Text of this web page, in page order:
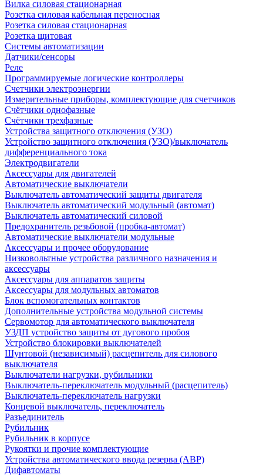
Вилка силовая стационарная
Розетка силовая кабельная переносная
Розетка силовая стационарная
Розетка щитовая
Системы автоматизации
Датчики/сенсоры
Реле
Программируемые логические контроллеры
Счетчики электроэнергии
Измерительные приборы, комплектующие для счетчиков
Счётчики однофазные
Счётчики трехфазные
Устройства защитного отключения (УЗО)
Устройство защитного отключения (УЗО)/выключатель
дифференциального тока
Электродвигатели
Аксессуары для двигателей
Автоматические выключатели
Выключатель автоматический защиты двигателя
Выключатель автоматический модульный (автомат)
Выключатель автоматический силовой
Предохранитель резьбовой (пробка-автомат)
Автоматические выключатели модульные
Аксессуары и прочее оборудование
Низковольтные устройства различного назначения и
аксессуары
Аксессуары для аппаратов защиты
Аксессуары для модульных автоматов
Блок вспомогательных контактов
Дополнительные устройства модульной системы
Сервомотор для автоматического выключателя
УЗДП устройство защиты от дугового пробоя
Устройство блокировки выключателей
Шунтовой (независимый) расцепитель для силового
выключателя
Выключатели нагрузки, рубильники
Выключатель-переключатель модульный (расцепитель)
Выключатель-переключатель нагрузки
Концевой выключатель, переключатель
Разъединитель
Рубильник
Рубильник в корпусе
Рукоятки и прочие комплектующие
Устройства автоматического ввода резерва (АВР)
Дифавтоматы